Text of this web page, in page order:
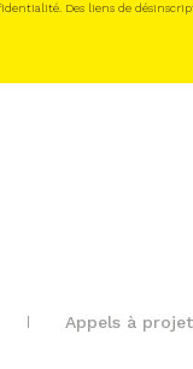
Des liens de
Appels à